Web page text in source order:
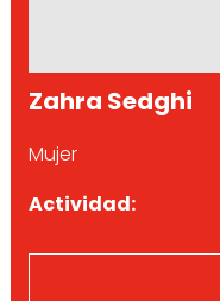
Zahra Sedghi
Mujer
Actividad: